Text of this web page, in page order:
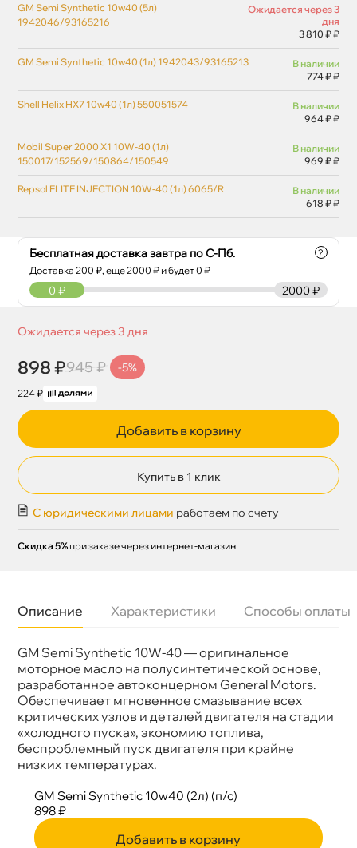
Бесплатная доставка завтра по С-Пб.
Доставка200 ₽, еще2000 ₽ и будет 0 ₽
?
2000 ₽
0 ₽
Ожидается через 3 дня
898 ₽945 ₽ -5%
224 ₽
Добавить в корзину
Купить в 1 клик
С юридическими лицами работаем по счету
Скидка 5% при заказе через интернет-магазин
GM Semi Synthetic 10w40 (5л)
1942046/93165216
Ожидается через 3
дня
3 810 ₽ ₽
GM Semi Synthetic 10w40 (1л) 1942043/93165213
наличии
774 ₽ ₽
Shell Helix HX7 10w40 (1л) 550051574
наличии
964 ₽ ₽
Mobil Super 2000 X1 10W-40 (1л)
150017/152569/150864/150549
наличии
969 ₽ ₽
Repsol ELITE INJECTION 10W-40 (1л) 6065/R
наличии
618 ₽ ₽
Описание Характеристики Способы оплаты
GM Semi Synthetic 10W-40 — оригинальное
моторное масло на полусинтетической основе,
разработанное автоконцерном General Motors.
Обеспечивает мгновенное смазывание всех
критических узлов и деталей двигателя на стадии
«холодного пуска», экономию топлива,
еспроблемный пуск двигателя при крайне
низких температурах.
язкость
10W-40
Тип масла
Полусинтетика
Объем
2л
Применение
Двигатель
GM Semi Synthetic 10w40 (2л) (п/с)
898 ₽
Добавить в корзину